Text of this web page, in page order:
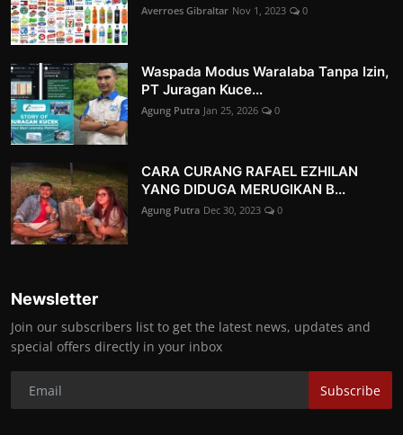
Averroes Gibraltar Nov 1, 2023 0
Waspada Modus Waralaba Tanpa Izin,
PT Juragan Kuce...
Agung Putra Jan 25, 2026 0
CARA CURANG RAFAEL EZHILAN
YANG DIDUGA MERUGIKAN B...
Agung Putra Dec 30, 2023 0
Newsletter
Join our subscribers list to get the latest news, updates and
special offers directly in your inbox
Subscribe